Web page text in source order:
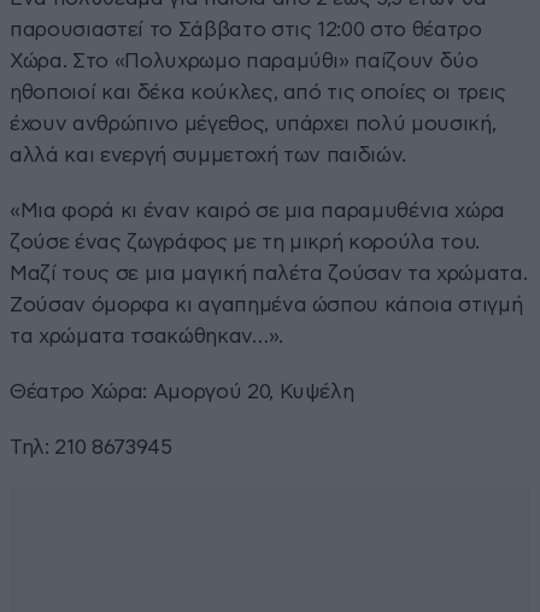
παρουσιαστεί το Σάββατο στις 12:00 στο θέατρο
Χώρα. Στο «Πολυχρωμο παραμύθι» παίζουν δύο
ηθοποιοί και δέκα κούκλες, από τις οποίες οι τρεις
έχουν ανθρώπινο μέγεθος, υπάρχει πολύ μουσική,
αλλά και ενεργή συμμετοχή των παιδιών.
«Μια φορά κι έναν καιρό σε μια παραμυθένια χώρα
ζούσε ένας ζωγράφος με τη μικρή κορούλα του.
Μαζί τους σε μια μαγική παλέτα ζούσαν τα χρώματα.
Ζούσαν όμορφα κι αγαπημένα ώσπου κάποια στιγμή
τα χρώματα τσακώθηκαν…».
Θέατρο Χώρα: Αμοργού 20, Κυψέλη
Τηλ: 210 8673945